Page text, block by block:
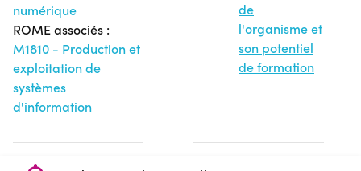
numérique
ROME associés :
M1810 - Production et
exploitation de
systèmes
d'information
de
l'organisme et
son potentiel
de formation